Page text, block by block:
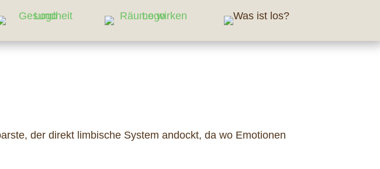
der direkt limbische System andockt, da wo Emotionen